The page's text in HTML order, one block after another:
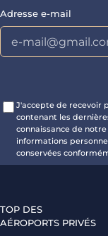
Adresse e-mail
J'accepte de recevoir
contenant les
connaissance de
informations
conservées
TOP DES
AÉROPORTS PRIVÉS